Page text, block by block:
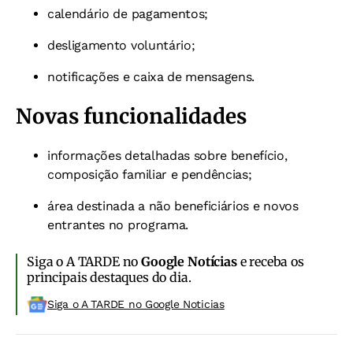
calendário de pagamentos;
desligamento voluntário;
notificações e caixa de mensagens.
Novas funcionalidades
informações detalhadas sobre benefício,
composição familiar e pendências;
área destinada a não beneficiários e novos
entrantes no programa.
Siga o A TARDE noGoogle Notíciase receba os
principais destaques do dia.
Siga o A TARDE no Google Noticias